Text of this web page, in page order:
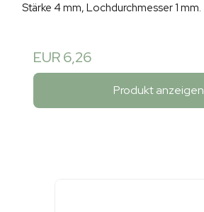
Stärke 4 mm, Lochdurchmesser 1 mm.
EUR 6,26
Produkt anzeigen